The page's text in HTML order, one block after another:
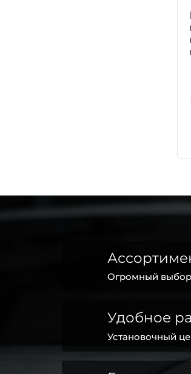
Огромный выбор
Удобное
Установочный